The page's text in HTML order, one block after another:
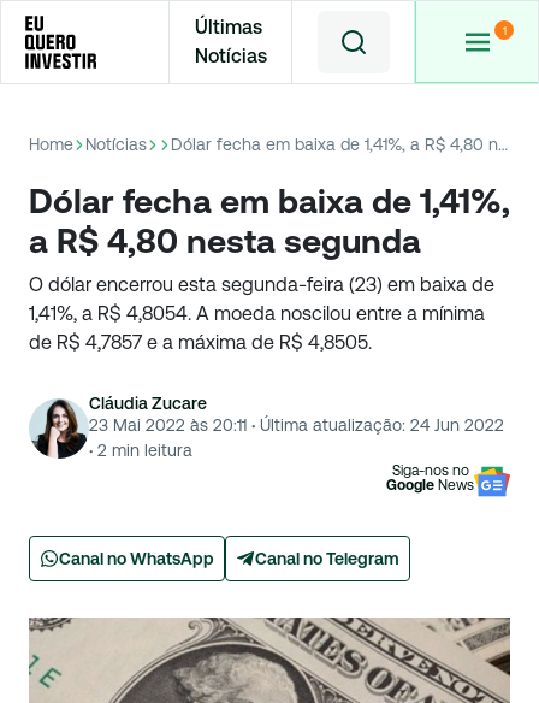
Últimas
Notícias
Home Notícias Dólar fecha em baixa de 1,41%, a R$ 4,80 nesta segunda
Dólar fecha em baixa de 1,41%,
a R$ 4,80 nesta segunda
O dólar encerrou esta segunda-feira (23) em baixa de
1,41%, a R$ 4,8054. A moeda noscilou entre a mínima
de R$ 4,7857 e a máxima de R$ 4,8505.
Cláudia Zucare
23 Mai 2022 às 20:11 · Última atualização: 24 Jun 2022
· 2 min leitura
Siga-nos no
Google News
Canal no WhatsApp Canal no Telegram